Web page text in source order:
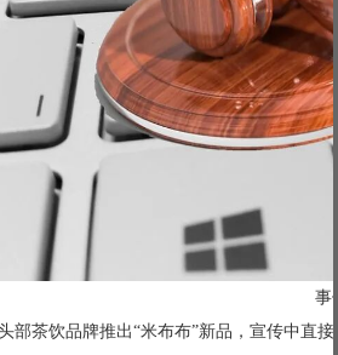
事
茶饮品牌推出“米布布”新品，宣传中直接